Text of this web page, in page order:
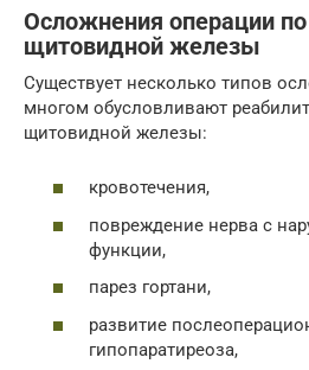
Осложнения операции
щитовидной железы
Существует несколько типов
многом обусловливают
щитовидной железы:
кровотечения,
повреждение нерва с
функции,
парез гортани,
развитие
гипопаратиреоза,